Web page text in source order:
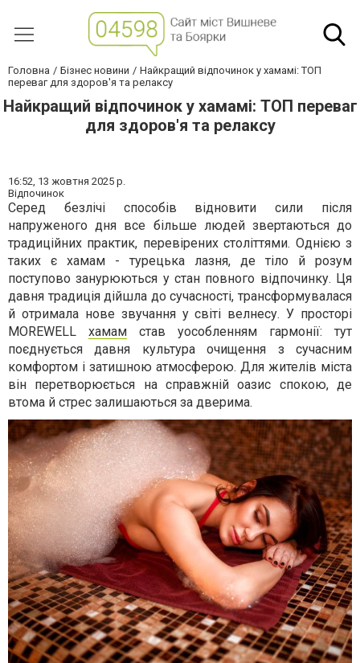
Головна Бізнес новини
Найкращий відпочинок у хамамі: ТОП
переваг для здоров'я та релаксу
Найкращий відпочинок у хамамі: ТОП переваг
для здоров'я та релаксу
16:52, 13 жовтня 2025 р.
Відпочинок
Серед безлічі способів відновити сили після
напруженого дня все більше людей звертаються до
традиційних практик, перевірених століттями. Однією з
таких є хамам - турецька лазня, де тіло й розум
поступово занурюються у стан повного відпочинку. Ця
давня традиція дійшла до сучасності, трансформувалася
й отримала нове звучання у світі велнесу. У просторі
MOREWELL хамам став уособленням гармонії: тут
поєднується давня культура очищення з сучасним
комфортом і затишною атмосферою. Для жителів міста
він перетворюється на справжній оазис спокою, де
втома й стрес залишаються за дверима.